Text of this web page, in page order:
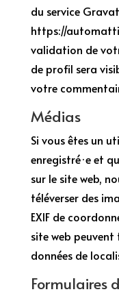
du service
https://
validation de
de profil sera
votre
Médias
Si vous êtes un
enregistré·e et
sur le site web,
téléverser des
EXIF de
site web
données de
Formulaires